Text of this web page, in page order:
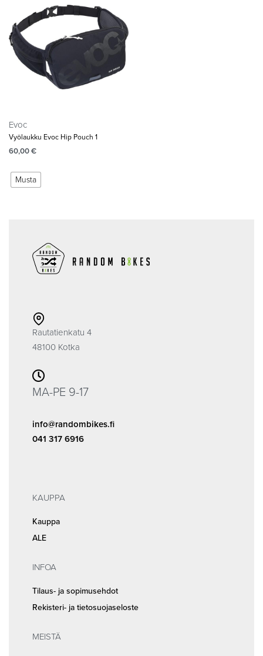
Evoc
Vyölaukku Evoc Hip Pouch 1
60,00€
Musta
Rautatienkatu 4
48100 Kotka
MA-PE 9-17
info@randombikes.fi
041 317 6916
KAUPPA
Kauppa
ALE
INFOA
Tilaus- ja sopimusehdot
Rekisteri- ja tietosuojaseloste
MEISTÄ